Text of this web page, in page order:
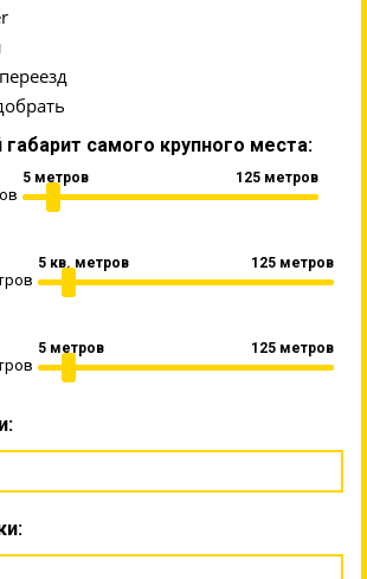
самого крупного места:
5 метров 125 метров
5 кв. метров 125 метров
5 метров 125 метров